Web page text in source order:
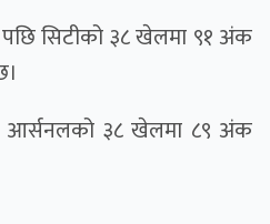
सिटीको ३८ खेलमा ९१ अंक
आर्सनलको ३८ खेलमा ८९ अंक